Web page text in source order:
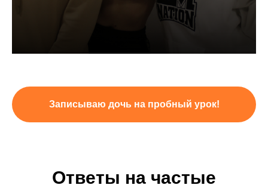
Записываю дочь на пробный урок!
Ответы на частые